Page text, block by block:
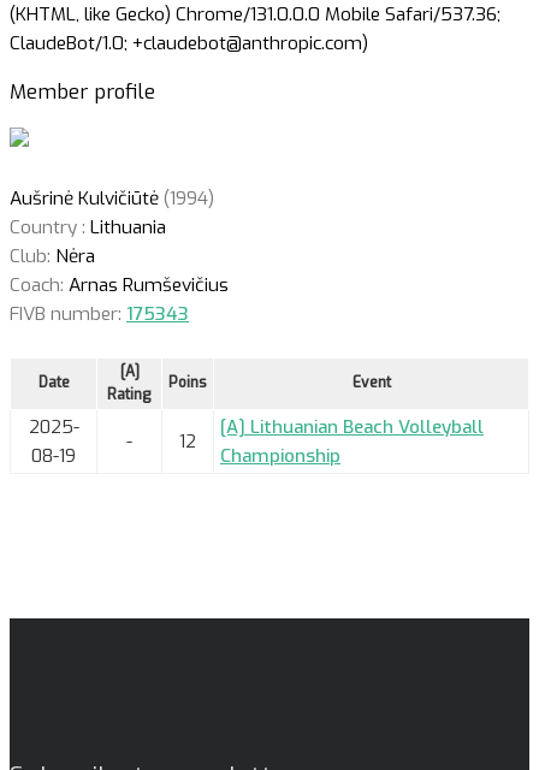
(KHTML, like Gecko) Chrome/131.0.0.0 Mobile Safari/537.36;
ClaudeBot/1.0; +claudebot@anthropic.com)
Member profile
Aušrinė Kulvičiūtė (1994)
Country : Lithuania
Club: Nėra
Coach: Arnas Rumševičius
FIVB number: 175343
Date
[A]
Rating
Poins Event
2025-
08-19
- 12
[A] Lithuanian Beach Volleyball
Championship